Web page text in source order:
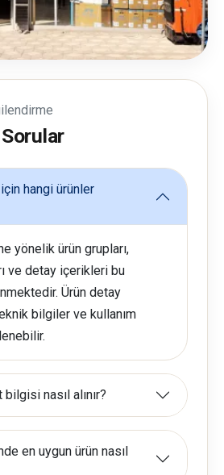
hangi ürünler
yönelik ürün grupları,
ve detay içerikleri bu
Ürün detay
bilgiler ve kullanım
nasıl alınır?
en uygun ürün nasıl